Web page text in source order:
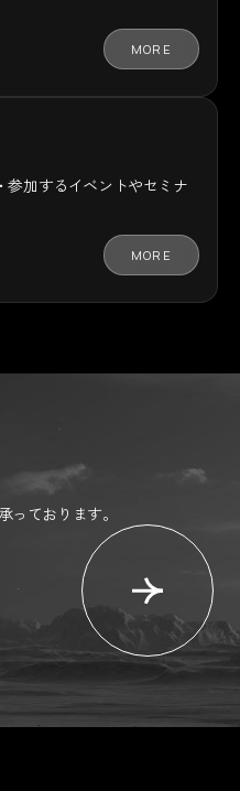
MORE
参加するイベントやセミナ
MORE
っております。